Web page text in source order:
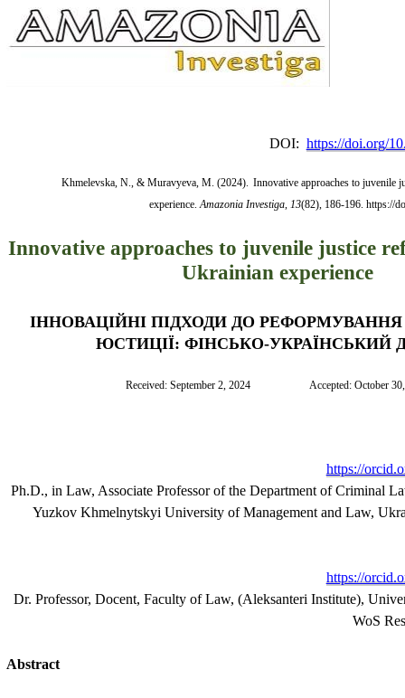
DOI: https://doi.org/
Khmelevska, N., & Muravyeva, M. (2024). Innovative approaches to juvenile
experience.Amazonia Investiga, 13(82), 186-196. https://
Innovative approaches to juvenile justice
Ukrainian experience
ІННОВАЦІЙНІ ПІДХОДИ ДО РЕФОРМУВАННЯ
ЮСТИЦІЇ: ФІНСЬКО-УКРАЇНСЬКИЙ
Received: September 2, 2024                      Accepted: October
https://
Ph.D., in Law, Associate Professor of the Department of Criminal
Yuzkov Khmelnytskyi University of Management and Law,
https://
Dr. Professor, Docent, Faculty of Law, (Aleksanteri Institute),
WoS
Abstract